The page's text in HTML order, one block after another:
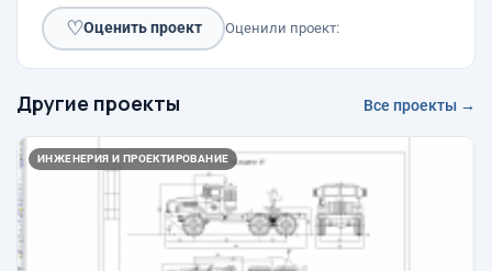
♡Оценить проект Оценили проект:
Другие проекты Все проекты →
ИНЖЕНЕРИЯ И ПРОЕКТИРОВАНИЕ